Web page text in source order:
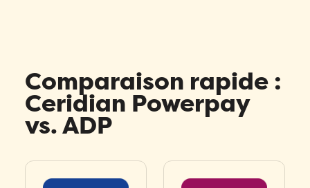
Comparaison rapide :
Ceridian Powerpay
vs. ADP